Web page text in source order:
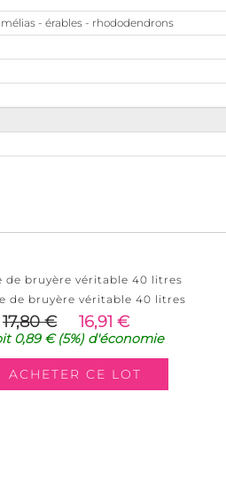
- érables - rhododendrons
de bruyère véritable 40 litres
de bruyère véritable 40 litres
17,80 € 16,91 €
0,89 €(5%) d'économie